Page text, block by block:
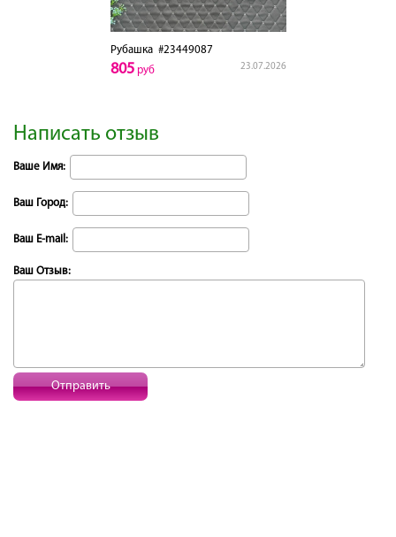
Рубашка#23449087
23.07.2026
805руб
Написать отзыв
Ваше Имя:
Ваш Город:
Ваш E-mail:
Ваш Отзыв:
Отправить